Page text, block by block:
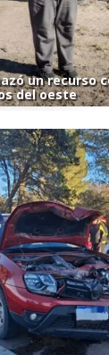
un recurso
del oeste